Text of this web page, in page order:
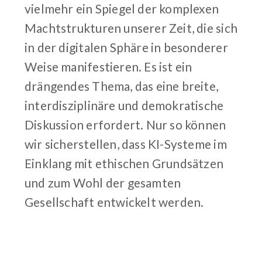
vielmehr ein Spiegel der komplexen
Machtstrukturen unserer Zeit, die sich
in der digitalen Sphäre in besonderer
Weise manifestieren. Es ist ein
drängendes Thema, das eine breite,
interdisziplinäre und demokratische
Diskussion erfordert. Nur so können
wir sicherstellen, dass KI-Systeme im
Einklang mit ethischen Grundsätzen
und zum Wohl der gesamten
Gesellschaft entwickelt werden.